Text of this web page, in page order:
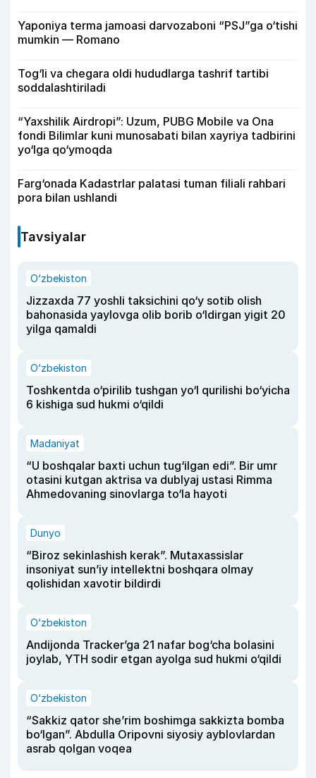
Yaponiya terma jamoasi darvozaboni “PSJ”ga o‘tishi
mumkin — Romano
Tog‘li va chegara oldi hududlarga tashrif tartibi
soddalashtiriladi
“Yaxshilik Airdropi”: Uzum, PUBG Mobile va Ona
fondi Bilimlar kuni munosabati bilan xayriya tadbirini
yo‘lga qo‘ymoqda
Farg‘onada Kadastrlar palatasi tuman filiali rahbari
pora bilan ushlandi
Tavsiyalar
O‘zbekiston
Jizzaxda 77 yoshli taksichini qo‘y sotib olish
bahonasida yaylovga olib borib o‘ldirgan yigit 20
yilga qamaldi
O‘zbekiston
Toshkentda o‘pirilib tushgan yo‘l qurilishi bo‘yicha
6 kishiga sud hukmi o‘qildi
Madaniyat
“U boshqalar baxti uchun tug‘ilgan edi”. Bir umr
otasini kutgan aktrisa va dublyaj ustasi Rimma
Ahmedovaning sinovlarga to‘la hayoti
Dunyo
“Biroz sekinlashish kerak”. Mutaxassislar
insoniyat sun’iy intellektni boshqara olmay
qolishidan xavotir bildirdi
O‘zbekiston
Andijonda Tracker’ga 21 nafar bog‘cha bolasini
joylab, YTH sodir etgan ayolga sud hukmi o‘qildi
O‘zbekiston
“Sakkiz qator she’rim boshimga sakkizta bomba
bo‘lgan”. Abdulla Oripovni siyosiy ayblovlardan
asrab qolgan voqea